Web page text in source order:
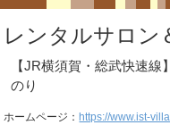
レンタルサロン
【JR横須賀・総武快速
のり
ホームページ：https://www.ist-